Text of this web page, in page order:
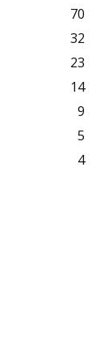
70
32
23
14
9
5
4